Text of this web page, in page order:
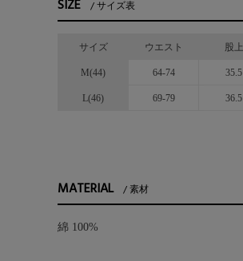
SIZE サイズ表
サイズ ウエスト 股上
M(44) 64-74 35.5
L(46) 69-79 36.5
MATERIAL 素材
綿 100%